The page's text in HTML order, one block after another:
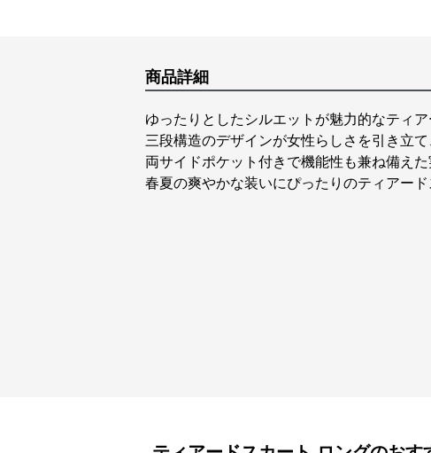
商品詳細
ゆったりとしたシルエットが魅力的なティア
三段構造のデザインが女性らしさを引き立
両サイドポケット付きで機能性も兼ね備えた
春夏の爽やかな装いにぴったりのティアード